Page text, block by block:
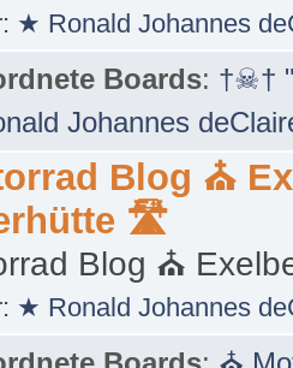
★ Ronald Johannes
Boards: †☠†
Johannes
Blog ⛪
🛣
Blog ⛪
★ Ronald Johannes